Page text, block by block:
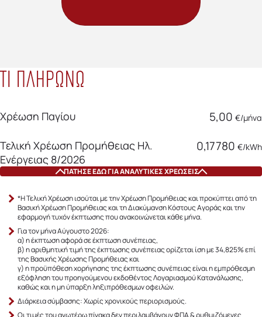
ΤΙ ΠΛΗΡΩΝΩ
Χρέωση Παγίου 5,00 €/μήνα
Τελική Χρέωση Προμήθειας Ηλ.
Ενέργειας 8/2026
0,17780 €/kWh
ΠΑΤΗΣΕ ΕΔΩ ΓΙΑ ΑΝΑΛΥΤΙΚΕΣ ΧΡΕΩΣΕΙΣ
Βασική Χρέωση Προμήθειας Ηλ.
Ενέργειας
0,124000 €/kWh
Μηχανισμός Διακύμανσης 8/2026
Έκπτωση Συνέπειας 8/2026 0,043183 €/kWh
*Η Τελική Χρέωση ισούται με την Χρέωση Προμήθειας και προκύπτει από τη
Βασική Χρέωση Προμήθειας και τη Διακύμανση Κόστους Αγοράς και την
εφαρμογή τυχόν έκπτωσης που ανακοινώνεται κάθε μήνα.
Για τον μήνα Αύγουστο 2026:
α) η έκπτωση αφορά σε έκπτωση συνέπειας,
β) η αριθμητική τιμή της έκπτωσης συνέπειας ορίζεται ίση με 34,825% επί
της Βασικής Χρέωσης Προμήθειας και
γ) η προϋπόθεση χορήγησης της έκπτωσης συνέπειας είναι η εμπρόθεσμη
εξόφληση του προηγούμενου εκδοθέντος Λογαριασμού Κατανάλωσης,
καθώς και η μη ύπαρξη ληξιπρόθεσμων οφειλών.
Διάρκεια σύμβασης: Χωρίς χρονικούς περιορισμούς.
Οι τιμές του ανωτέρω πίνακα δεν περιλαμβάνουν ΦΠΑ & ρυθμιζόμενες